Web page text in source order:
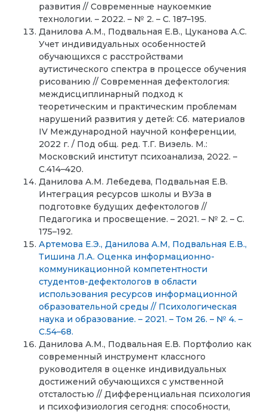
развития // Современные наукоемкие
технологии. – 2022. – № 2. – С. 187–195.
Данилова А.М., Подвальная Е.В., Цуканова А.С.
Учет индивидуальных особенностей
обучающихся с расстройствами
аутистического спектра в процессе обучения
рисованию // Современная дефектология:
междисциплинарный подход к
теоретическим и практическим проблемам
нарушений развития у детей: Сб. материалов
IV Международной научной конференции,
2022 г. / Под общ. ред. Т.Г. Визель. М.:
Московский институт психоанализа, 2022. –
С.414–420.
Данилова А.М. Лебедева, Подвальная Е.В.
Интеграция ресурсов школы и ВУЗа в
подготовке будущих дефектологов //
Педагогика и просвещение. – 2021. – № 2. – С.
175–192.
Артемова Е.Э., Данилова А.М, Подвальная Е.В.,
Тишина Л.А. Оценка информационно-
коммуникационной компетентности
студентов-дефектологов в области
использования ресурсов информационной
образовательной среды // Психологическая
наука и образование. – 2021. – Том 26. – № 4. –
С.54–68.
Данилова А.М., Подвальная Е.В. Портфолио как
современный инструмент классного
руководителя в оценке индивидуальных
достижений обучающихся с умственной
отсталостью // Дифференциальная психология
и психофизиология сегодня: способности,